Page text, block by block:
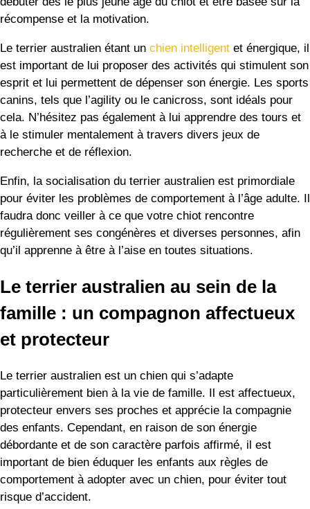
récompense et la motivation.
Le terrier australien étant un chien intelligent et énergique, il
est important de lui proposer des activités qui stimulent son
esprit et lui permettent de dépenser son énergie. Les sports
canins, tels que l’agility ou le canicross, sont idéals pour
cela. N’hésitez pas également à lui apprendre des tours et
à le stimuler mentalement à travers divers jeux de
recherche et de réflexion.
Enfin, la socialisation du terrier australien est primordiale
pour éviter les problèmes de comportement à l’âge adulte. Il
faudra donc veiller à ce que votre chiot rencontre
régulièrement ses congénères et diverses personnes, afin
qu’il apprenne à être à l’aise en toutes situations.
Le terrier australien au sein de la
famille : un compagnon affectueux
et protecteur
Le terrier australien est un chien qui s’adapte
particulièrement bien à la vie de famille. Il est affectueux,
protecteur envers ses proches et apprécie la compagnie
des enfants. Cependant, en raison de son énergie
débordante et de son caractère parfois affirmé, il est
important de bien éduquer les enfants aux règles de
comportement à adopter avec un chien, pour éviter tout
risque d’accident.